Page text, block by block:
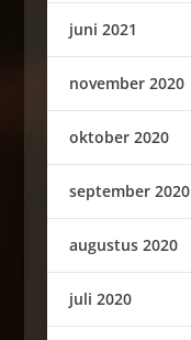
juni 2021
november 2020
oktober 2020
september 2020
augustus 2020
juli 2020